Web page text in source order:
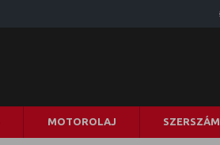
MOTOROLAJ SZERSZÁM